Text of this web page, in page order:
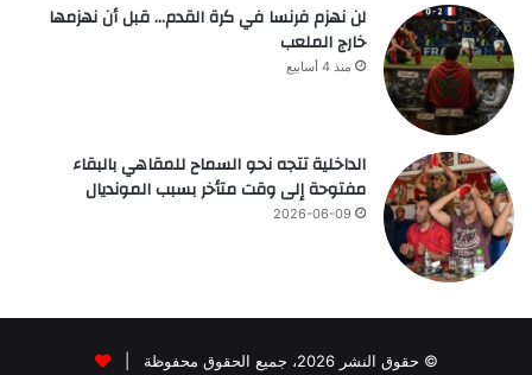
لن نهزم فرنسا في كرة القدم… قبل أن نهزمها
خارج الملعب
منذ 4 أسابيع
الداخلية تتجه نحو السماح للمقاهي بالبقاء
مفتوحة إلى وقت متأخر بسبب المونديال
2026-06-09
© حقوق النشر 2026، جميع الحقوق محفوظة |